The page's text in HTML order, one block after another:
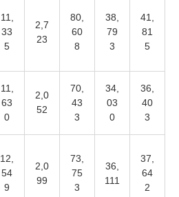
11,
33
5
2,7
23
80,
60
8
38,
79
3
41,
81
5
11,
63
0
2,0
52
70,
43
3
34,
03
0
36,
40
3
12,
54
9
2,0
99
73,
75
3
36,
111
37,
64
2